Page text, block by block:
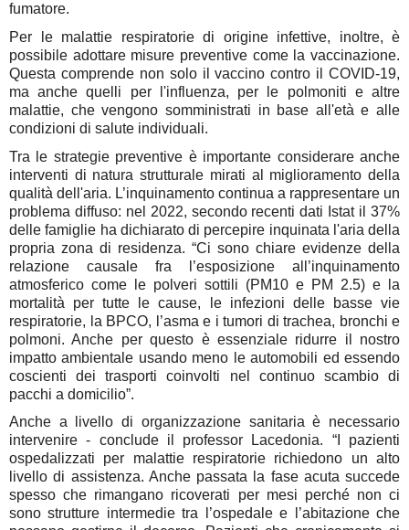
fumatore.
Per le malattie respiratorie di origine infettive, inoltre, è
possibile adottare misure preventive come la vaccinazione.
Questa comprende non solo il vaccino contro il COVID-19,
ma anche quelli per l'influenza, per le polmoniti e altre
malattie, che vengono somministrati in base all'età e alle
condizioni di salute individuali.
Tra
le strategie preventive è importante considerare anche
interventi di natura strutturale mirati al miglioramento della
qualità dell'aria. L’inquinamento continua a rappresentare un
problema diffuso: nel 2022, secondo recenti dati Istat il 37%
delle famiglie ha dichiarato di percepire inquinata l'aria della
propria zona di residenza. “Ci sono chiare evidenze della
relazione causale fra l’esposizione all’inquinamento
atmosferico come le polveri sottili (PM10 e PM 2.5) e la
mortalità per tutte le cause, le infezioni delle basse vie
respiratorie, la BPCO, l’asma e i tumori di trachea, bronchi e
polmoni. Anche per questo è essenziale ridurre il nostro
impatto ambientale usando meno le automobili ed essendo
coscienti dei trasporti coinvolti nel continuo scambio di
pacchi a domicilio”.
Anche a livellodi organizzazione sanitaria è necessario
intervenire - conclude il professor Lacedonia. “I pazienti
ospedalizzati per malattie respiratorie richiedono un alto
livello di assistenza. Anche passata la fase acuta succede
spesso che rimangano ricoverati per mesi perché non ci
sono strutture intermedie tra l’ospedale e l’abitazione che